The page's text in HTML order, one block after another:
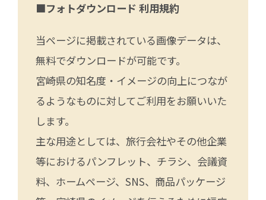
■フォトダウンロード 利用規約
当ページに掲載されている画像データは、
無料でダウンロードが可能です。
宮崎県の知名度・イメージの向上につなが
るようなものに対してご利用をお願いいた
します。
主な用途としては、旅行会社やその他企業
等におけるパンフレット、チラシ、会議資
料、ホームページ、SNS、商品パッケージ